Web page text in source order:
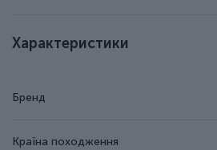
Характеристики
Бренд
Країна походження